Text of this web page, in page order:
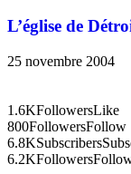
L’église de
25 novembre 2004
1.6KFollowersLike
800FollowersFollow
6.8KSubscribers
6.2KFollowers